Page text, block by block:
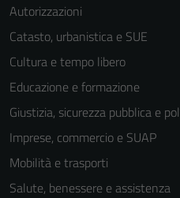
Autorizzazioni
Catasto, urbanistica e SUE
Cultura e tempo libero
Educazione e formazione
Giustizia, sicurezza pubblica e
Imprese, commercio e SUAP
Mobilità e trasporti
Salute, benessere e assistenza